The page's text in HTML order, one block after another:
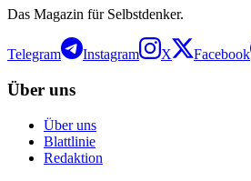
Das Magazin für Selbstdenker.
Telegram Instagram X Facebook
Über uns
Über uns
Blattlinie
Redaktion